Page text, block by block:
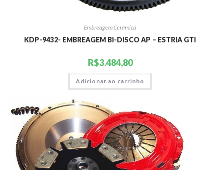
Embreagem Cerâmica
KDP-9432- EMBREAGEM BI-DISCO AP – ESTRIA GTI
R$3.484,80
Adicionar ao carrinho